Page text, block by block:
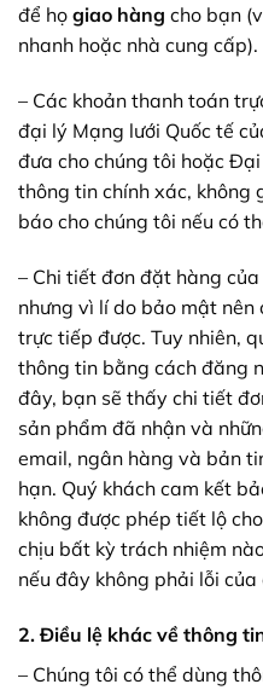
để họ giao hàng cho bạn
nhanh hoặc nhà cung cấp).
– Các khoản thanh toán
đại lý Mạng lưới Quốc tế
đưa cho chúng tôi hoặc
thông tin chính xác, không
báo cho chúng tôi nếu có
– Chi tiết đơn đặt hàng
nhưng vì lí do bảo mật nên
trực tiếp được. Tuy nhiên,
thông tin bằng cách đăng
đây, bạn sẽ thấy chi tiết
sản phẩm đã nhận và
email, ngân hàng và bản
hạn. Quý khách cam kết
không được phép tiết lộ
chịu bất kỳ trách nhiệm
nếu đây không phải lỗi của
2. Điều lệ khác về thông
– Chúng tôi có thể dùng